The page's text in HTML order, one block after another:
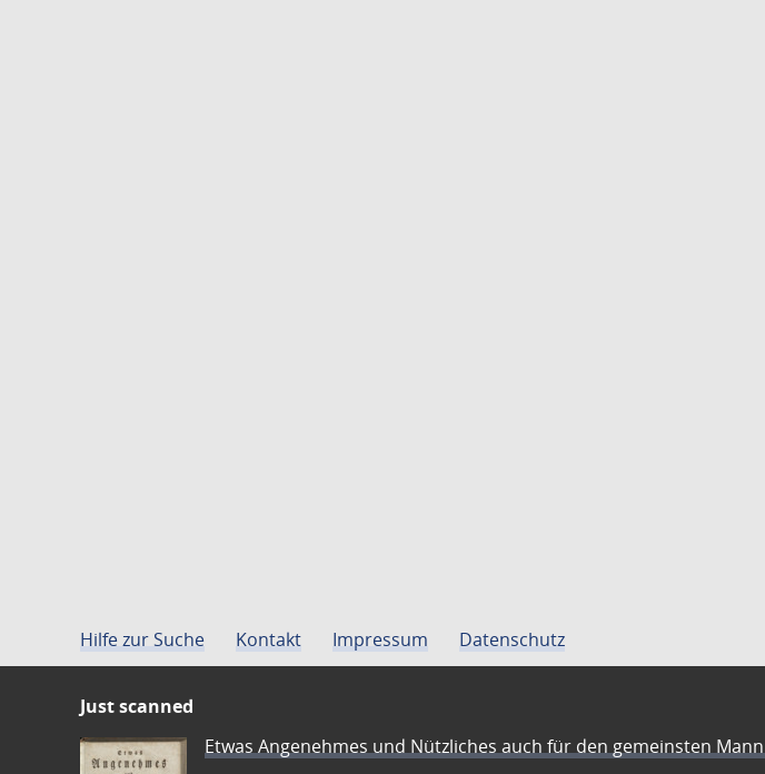
Hilfe zur Suche Kontakt Impressum Datenschutz
Just scanned
Etwas Angenehmes und Nützliches auch für den gemeinsten